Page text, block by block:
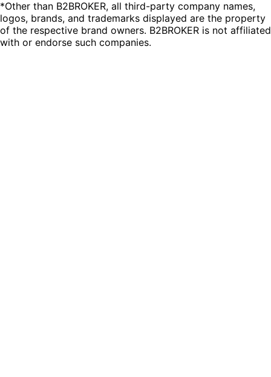
*Other than B2BROKER, all third-party company names,
logos, brands, and trademarks displayed are the property
of the respective brand owners. B2BROKER is not affiliated
with or endorse such companies.